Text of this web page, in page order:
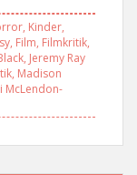
, Kinder,
, Film, Filmkritik,
, Jeremy Ray
, Madison
McLendon-